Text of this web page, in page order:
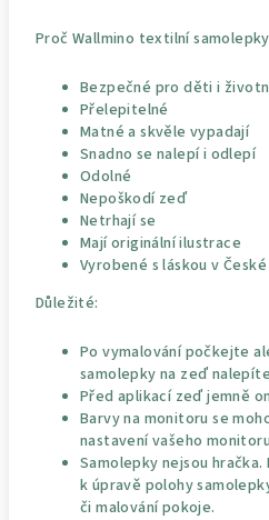
Proč Wallmino textilní
Bezpečné pro děti i
Přelepitelné
Matné a skvěle vypadají
Snadno se nalepí i odlepí
Odolné
Nepoškodí zeď
Netrhají se
Mají originální ilustrace
Vyrobené s láskou v
Důležité:
Po vymalování počkejte
samolepky na zeď nalepíte
Před aplikací zeď jemně
Barvy na monitoru se
nastavení vašeho monitoru
Samolepky nejsou
k úpravě polohy
či malování pokoje.